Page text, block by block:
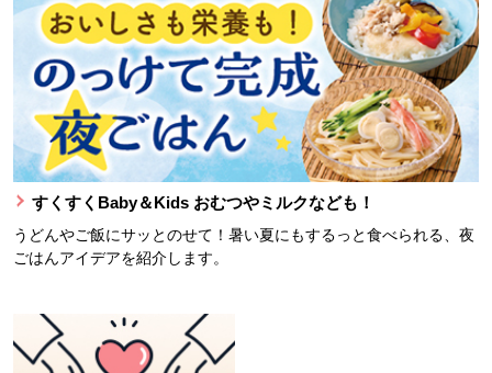
すくすくBaby＆Kids おむつやミルクなども！
うどんやご飯にサッとのせて！暑い夏にもするっと食べられる、夜
ごはんアイデアを紹介します。